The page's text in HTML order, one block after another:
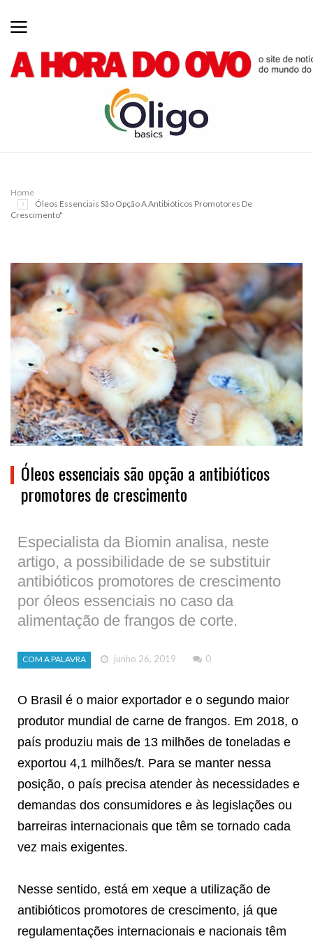
Home
Óleos Essenciais São Opção A Antibióticos Promotores De
Crescimento"
Óleos essenciais são opção a antibióticos
promotores de crescimento
Especialista da Biomin analisa, neste
artigo, a possibilidade de se substituir
antibióticos promotores de crescimento
por óleos essenciais no caso da
alimentação de frangos de corte.
COM A PALAVRA junho 26, 2019 0
O Brasil é o maior exportador e o segundo maior
produtor mundial de carne de frangos. Em 2018, o
país produziu mais de 13 milhões de toneladas e
exportou 4,1 milhões/t. Para se manter nessa
posição, o país precisa atender às necessidades e
demandas dos consumidores e às legislações ou
barreiras internacionais que têm se tornado cada
vez mais exigentes.
Nesse sentido, está em xeque a utilização de
antibióticos promotores de crescimento, já que
regulamentações internacionais e nacionais têm